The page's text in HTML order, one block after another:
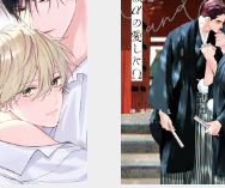
カテゴリー